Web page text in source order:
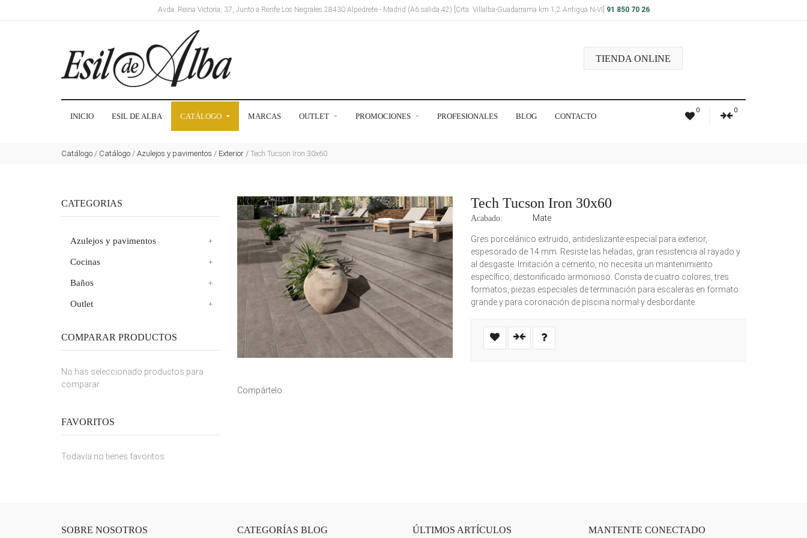
Avda. Reina Victoria, 37, Junto a Renfe Los Negrales 28430 Alpedrete - Madrid (A6 salida 42) [Crta. Villalba-Guadarrama km 1,2 Antigua N-VI] 91 850 70 26
TIENDA ONLINE
INICIO ESIL DE ALBA CATÁLOGO MARCAS OUTLET PROMOCIONES PROFESIONALES BLOG CONTACTO
0 0
Catálogo / Catálogo / Azulejos y pavimentos / Exterior / Tech Tucson Iron 30x60
CATEGORIAS
Azulejos y pavimentos
Cocinas
Baños
Outlet
COMPARAR PRODUCTOS
No has seleccionado productos para
comparar.
FAVORITOS
Todavía no tienes favoritos.
Compártelo:
Tech Tucson Iron 30x60
Acabado: Mate
Gres porcelánico extruido, antideslizante especial para exterior,
espesorado de 14 mm. Resiste las heladas, gran resistencia al rayado y
al desgaste. Imitación a cemento, no necesita un mantenimiento
específico, destonificado armonioso. Consta de cuatro colores, tres
formatos, piezas especiales de terminación para escaleras en formato
grande y para coronación de piscina normal y desbordante.
SOBRE NOSOTROS CATEGORÍAS BLOG ÚLTIMOS ARTÍCULOS MANTENTE CONECTADO